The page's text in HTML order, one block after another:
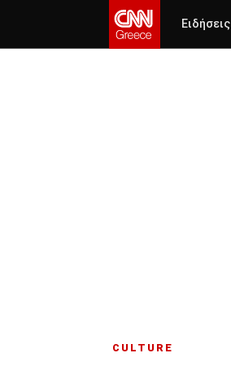
Ειδήσεις
CULTURE